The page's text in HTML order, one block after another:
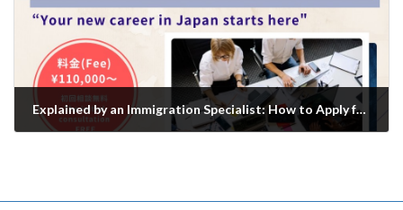
Explained by an Immigration Specialist: How to Apply for a Certificate of Authorized Employment in Japan/行政書士が解説｜就労資格証明書の取得方法と転職時の注意点